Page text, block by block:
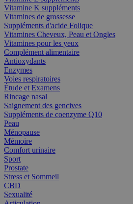
Vitamine K suppléments
Vitamines de grossesse
Suppléments d'acide Folique
Vitamines Cheveux, Peau et Ongles
Vitamines pour les yeux
Complément alimentaire
Antioxydants
Enzymes
Voies respiratoires
Étude et Examens
Rincage nasal
Saignement des gencives
Suppléments de coenzyme Q10
Peau
Ménopause
Mémoire
Comfort urinaire
Sport
Prostate
Stress et Sommeil
CBD
Sexualité